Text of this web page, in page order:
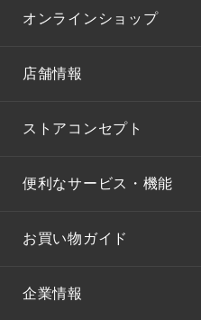
オンラインショップ
店舗情報
ストアコンセプト
便利なサービス・機能
お買い物ガイド
企業情報